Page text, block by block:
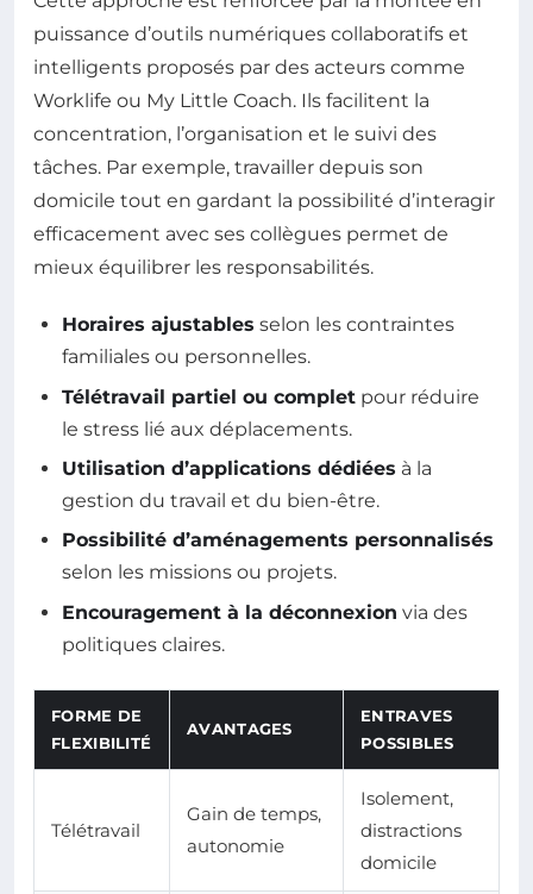
puissance d’outils numériques collaboratifs et
intelligents proposés par des acteurs comme
Worklife ou My Little Coach. Ils facilitent la
concentration, l’organisation et le suivi des
tâches. Par exemple, travailler depuis son
domicile tout en gardant la possibilité d’interagir
efficacement avec ses collègues permet de
mieux équilibrer les responsabilités.
Horaires ajustables selon les contraintes
familiales ou personnelles.
Télétravail partiel ou complet pour réduire
le stress lié aux déplacements.
Utilisation d’applications dédiées à la
gestion du travail et du bien-être.
Possibilité d’aménagements personnalisés
selon les missions ou projets.
Encouragement à la déconnexion via des
politiques claires.
FORME DE
FLEXIBILITÉ
AVANTAGES
ENTRAVES
POSSIBLES
Télétravail
Gain de temps,
autonomie
Isolement,
distractions
domicile